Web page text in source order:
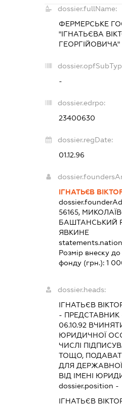
dossier.fullName:
ФЕРМЕРСЬКЕ
"ІГНАТЬЄВА
ГЕОРГІЙОВИЧА"
-
dossier.edrpo:
23400630
dossier.regDate:
01.12.96
ІГНАТЬЄВ
56165,
БАШТАНСЬКИЙ
ЯВКИНЕ
Розмір внеску до
фонду (грн.):1
dossier.heads:
ІГНАТЬЄВ
- ПРЕДСТАВНИК
06.10.92 ВЧИНЯТИ
ЮРИДИЧНОЇ
ЧИСЛІ
ТОЩО,
ДЛЯ ДЕРЖАВНОЇ
ВІД ІМЕНІ
dossier.position -
ІГНАТЬЄВ